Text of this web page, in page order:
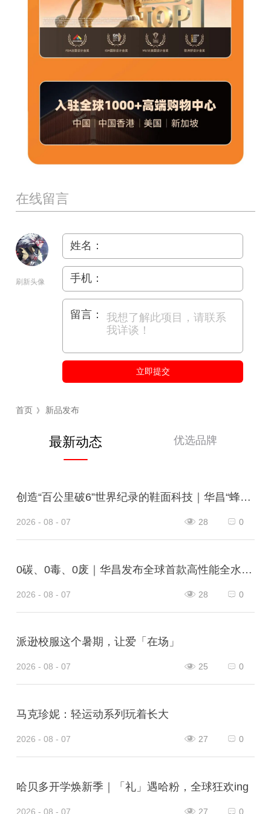
在线留言
刷新头像
姓名：
手机：
留言：
立即提交
首页 》 新品发布
最新动态 优选品牌
创造“百公里破6”世界纪录的鞋面科技｜华昌“蜂鸟翼网纱”定义极致轻量
2026 - 08 - 07 0
28
0碳、0毒、0废｜华昌发布全球首款高性能全水性鞋革“三零生态皮”
2026 - 08 - 07 0
28
派逊校服这个暑期，让爱「在场」
2026 - 08 - 07 0
25
马克珍妮：轻运动系列玩着长大
2026 - 08 - 07 0
27
哈贝多开学焕新季｜「礼」遇哈粉，全球狂欢ing
2026 - 08 - 07 0
27